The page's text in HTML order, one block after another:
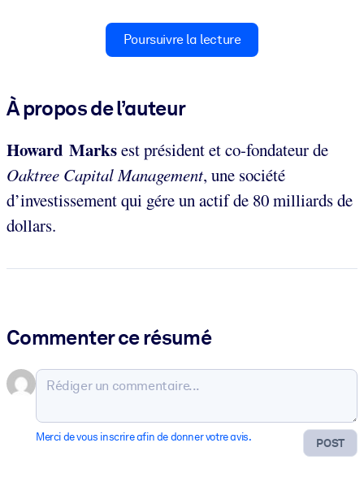
Poursuivre la lecture
À propos de l’auteur
Howard Marksest président et co-fondateur de
Oaktree Capital Management, une société
d’investissement qui gére un actif de 80 milliards de
dollars.
Commenter ce résumé
POST
Merci de vous inscrire afin de donner votre avis.